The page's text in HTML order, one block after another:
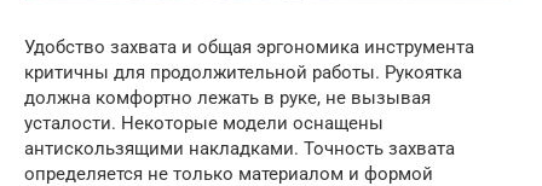
Удобство захвата и общая эргономика инструмента
критичны для продолжительной работы. Рукоятка
должна комфортно лежать в руке, не вызывая
усталости. Некоторые модели оснащены
антискользящими накладками. Точность захвата
определяется не только материалом и формой